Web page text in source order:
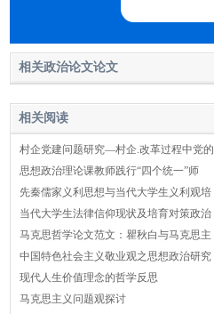
相关政治论文论文
相关阅读
村企党建问题研究—村企.改革过程中党的
思想政治理论课教师践行“四个统一”师
先秦儒家义利思想与当代大学生义利观培
当代大学生法律信仰现状及培育对策政治
马克思哲学论文范文：瞿秋白与马克思主
中国特色社会主义敬业观之思想政治研究
现代人生价值理念的哲学反思
马克思主义问题观探讨